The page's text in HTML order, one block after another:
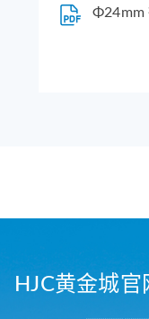
Φ24mm
HJC黄金城